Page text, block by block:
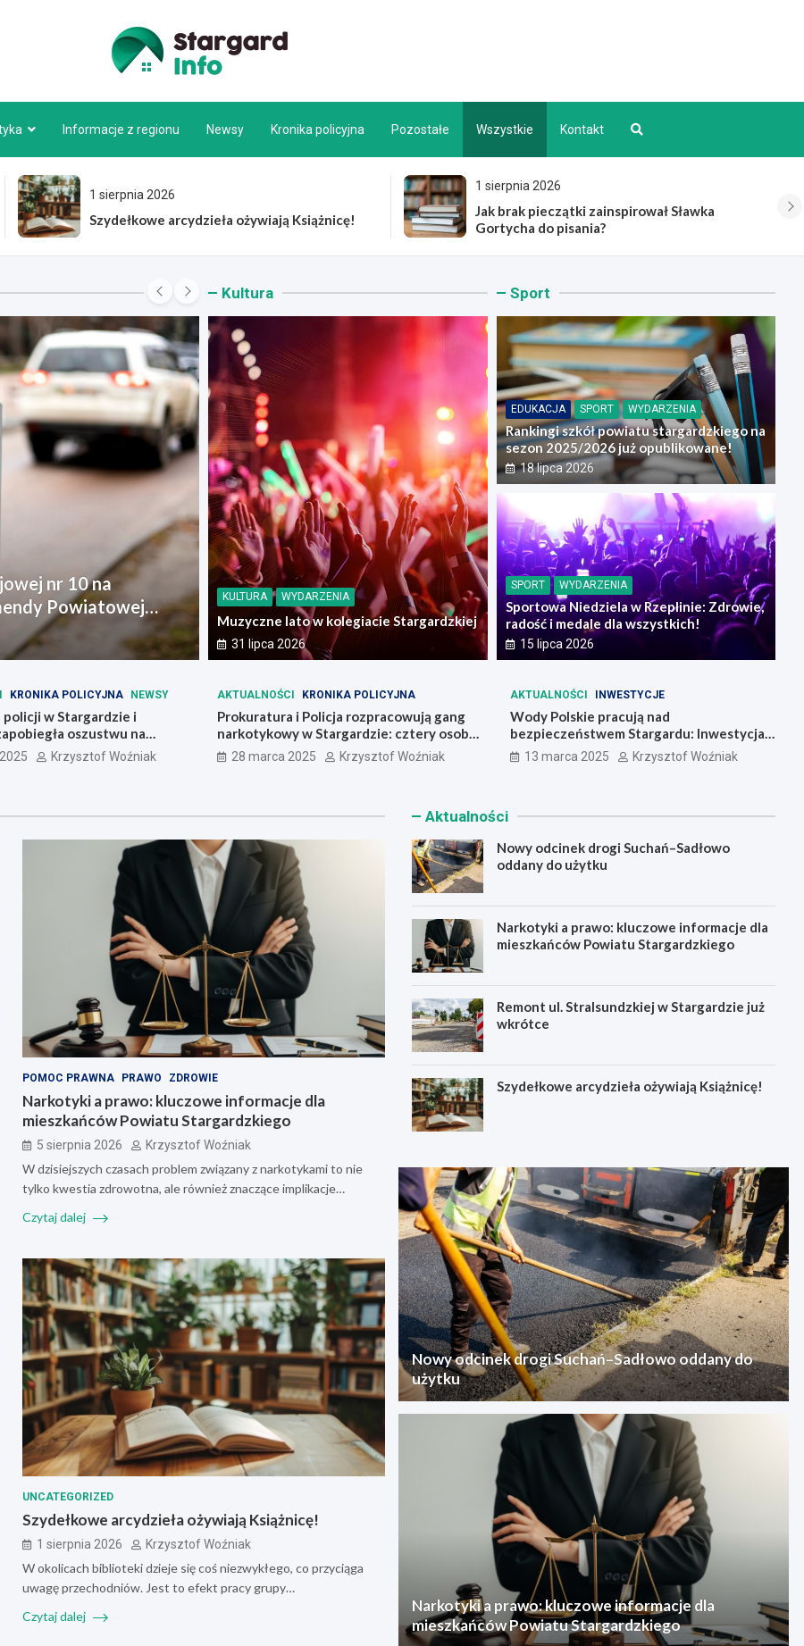
Informacje z regionu Newsy Kronika policyjna Pozostałe Wszystkie Kontakt
Jak brak pieczątki zainspirował Sławka
Gortycha do pisania?
5 sierpnia 2026
Nowy odcinek drogi Suchań–Sadłowo oddany
do użytku
nr 10 na
Powiatowej
INFORMACJE Z REGIONU INWESTYCJE
Powiat Stargardzki modernizuje 10 kilometrów dróg dzięki
dofinansowaniu rządowemu na kwotę prawie 18 milionów
23 września 2024
Kultura
KULTURA WYDARZENIA
Muzyczne lato w kolegiacie Stargardzkiej
31 lipca 2026
Sport
EDUKACJA SPORT WYDARZENIA
Rankingi szkół powiatu stargardzkiego na
sezon 2025/2026 już opublikowane!
18 lipca 2026
SPORT WYDARZENIA
Sportowa Niedziela w Rzeplinie: Zdrowie,
radość i medale dla wszystkich!
15 lipca 2026
KRONIKA POLICYJNA NEWSY
w Stargardzie i
oszustwu na
Krzysztof Woźniak
AKTUALNOŚCI KRONIKA POLICYJNA
Prokuratura i Policja rozpracowują gang
narkotykowy w Stargardzie: cztery osoby
zatrzymane
28 marca 2025 Krzysztof Woźniak
AKTUALNOŚCI INWESTYCJE
Wody Polskie pracują nad
bezpieczeństwem Stargardu: Inwestycja
w zabezpieczenia przeciwpowodziowe
warta 23 mln złotych
13 marca 2025 Krzysztof Woźniak
POMOC PRAWNA PRAWO ZDROWIE
Narkotyki a prawo: kluczowe informacje dla
mieszkańców Powiatu Stargardzkiego
5 sierpnia 2026 Krzysztof Woźniak
W dzisiejszych czasach problem związany z narkotykami to nie
tylko kwestia zdrowotna, ale również znaczące implikacje…
Czytaj dalej
UNCATEGORIZED
Szydełkowe arcydzieła ożywiają Książnicę!
1 sierpnia 2026 Krzysztof Woźniak
W okolicach biblioteki dzieje się coś niezwykłego, co przyciąga
uwagę przechodniów. Jest to efekt pracy grupy…
Czytaj dalej
Aktualności
Nowy odcinek drogi Suchań–Sadłowo
oddany do użytku
Narkotyki a prawo: kluczowe informacje dla
mieszkańców Powiatu Stargardzkiego
Remont ul. Stralsundzkiej w Stargardzie już
wkrótce
Szydełkowe arcydzieła ożywiają Książnicę!
Nowy odcinek drogi Suchań–Sadłowo oddany do
użytku
Narkotyki a prawo: kluczowe informacje dla
mieszkańców Powiatu Stargardzkiego